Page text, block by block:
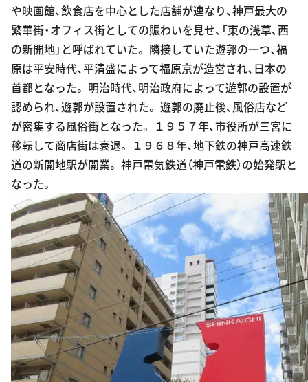
や映画館、飲食店を中心とした店舗が連なり、神戸最大の
繁華街・オフィス街としての賑わいを見せ、「東の浅草、西
の新開地」と呼ばれていた。 隣接していた遊郭の一つ、福
原は平安時代、平清盛によって福原京が造営され、日本の
首都となった。 明治時代、明治政府によって遊郭の設置が
認められ、遊郭が設置された。 遊郭の廃止後、風俗店など
が密集する風俗街となった。 １９５７年、市役所が三宮に
移転して商店街は衰退。 １９６８年、地下鉄の神戸高速鉄
道の新開地駅が開業。 神戸電気鉄道（神戸電鉄）の始発駅と
なった。